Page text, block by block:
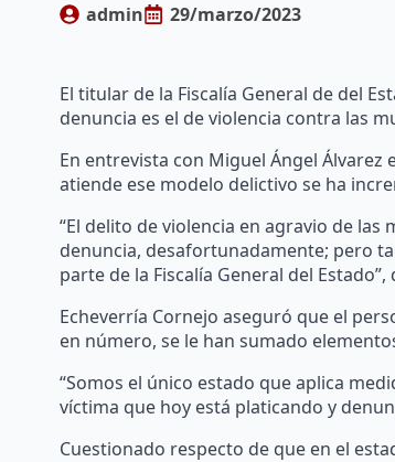
admin 29/marzo/2023
El titular de la Fiscalía General de del
denuncia es el de violencia contra las
En entrevista con Miguel Ángel Álvarez
atiende ese modelo delictivo se ha
“El delito de violencia en agravio de
denuncia, desafortunadamente; pero
parte de la Fiscalía General del Estado”,
Echeverría Cornejo aseguró que el
en número, se le han sumado
“Somos el único estado que aplica
víctima que hoy está platicando y
Cuestionado respecto de que en el